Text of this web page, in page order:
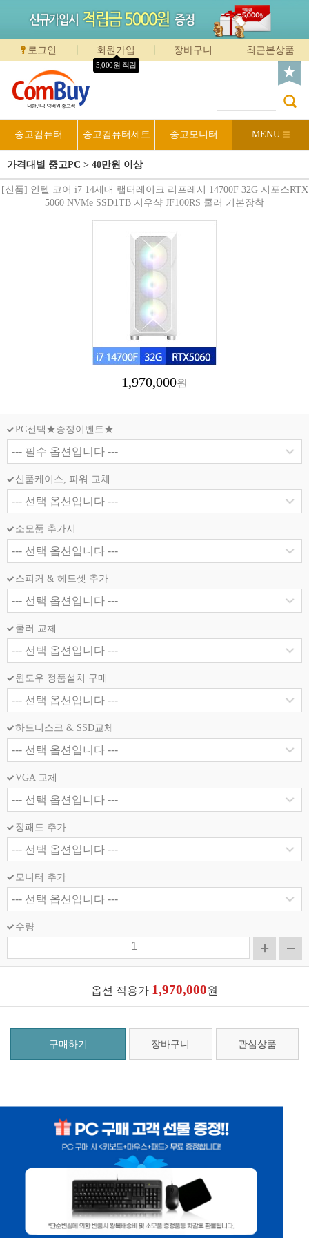
로그인 회원가입
5,000원 적립
장바구니 최근본상품
중고컴퓨터 중고컴퓨터세트 중고모니터 MENU
가격대별 중고PC > 40만원 이상
[신품] 인텔 코어 i7 14세대 랩터레이크 리프레시 14700F 32G 지포스RTX
5060 NVMe SSD1TB 지우샥 JF100RS 쿨러 기본장착
1,970,000원
PC선택★증정이벤트★
신품케이스, 파워 교체
소모품 추가시
스피커 & 헤드셋 추가
쿨러 교체
윈도우 정품설치 구매
하드디스크 & SSD교체
VGA 교체
장패드 추가
모니터 추가
수량
옵션 적용가 1,970,000원
구매하기 장바구니 관심상품